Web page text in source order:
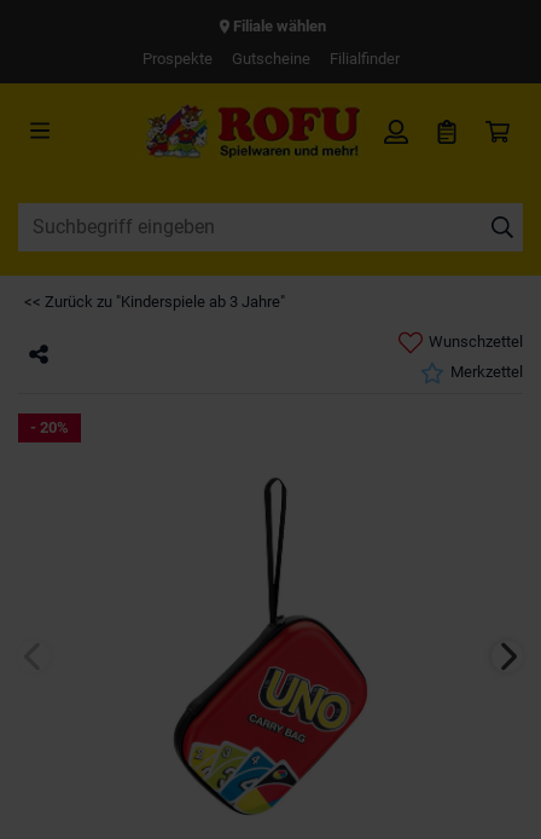
Filiale wählen
Prospekte
Gutscheine Filialfinder
<< Zurück zu "Kinderspiele ab 3 Jahre"
Wunschzettel
Merkzettel
- 20%